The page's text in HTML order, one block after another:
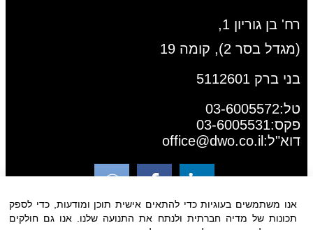
רח' בן גוריון 1,
(מגדל בסר 2), קומה 19
בני ברק 5112601
טל:03-6005572
פקס:03-6005531
דוא"ל: office@dwo.co.il
אנו משתמשים בעוגיות כדי להתאים אישית תוכן ומודעות, כדי לספק
תכונות של מדיה חברתית ולנתח את התנועה שלנו. אנו גם חולקים